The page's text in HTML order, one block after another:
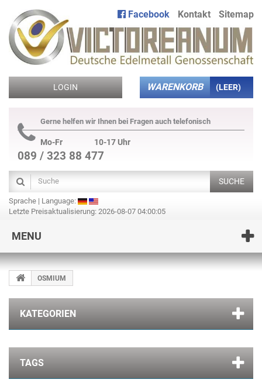
Facebook Kontakt Sitemap
LOGIN WARENKORB (LEER)
Gerne helfen wir Ihnen bei Fragen auch telefonisch
Mo-Fr 10-17 Uhr
089 / 323 88 477
SUCHE
Sprache | Language:
Letzte Preisaktualisierung: 2026-08-07 04:00:05
MENU
OSMIUM
KATEGORIEN
TAGS